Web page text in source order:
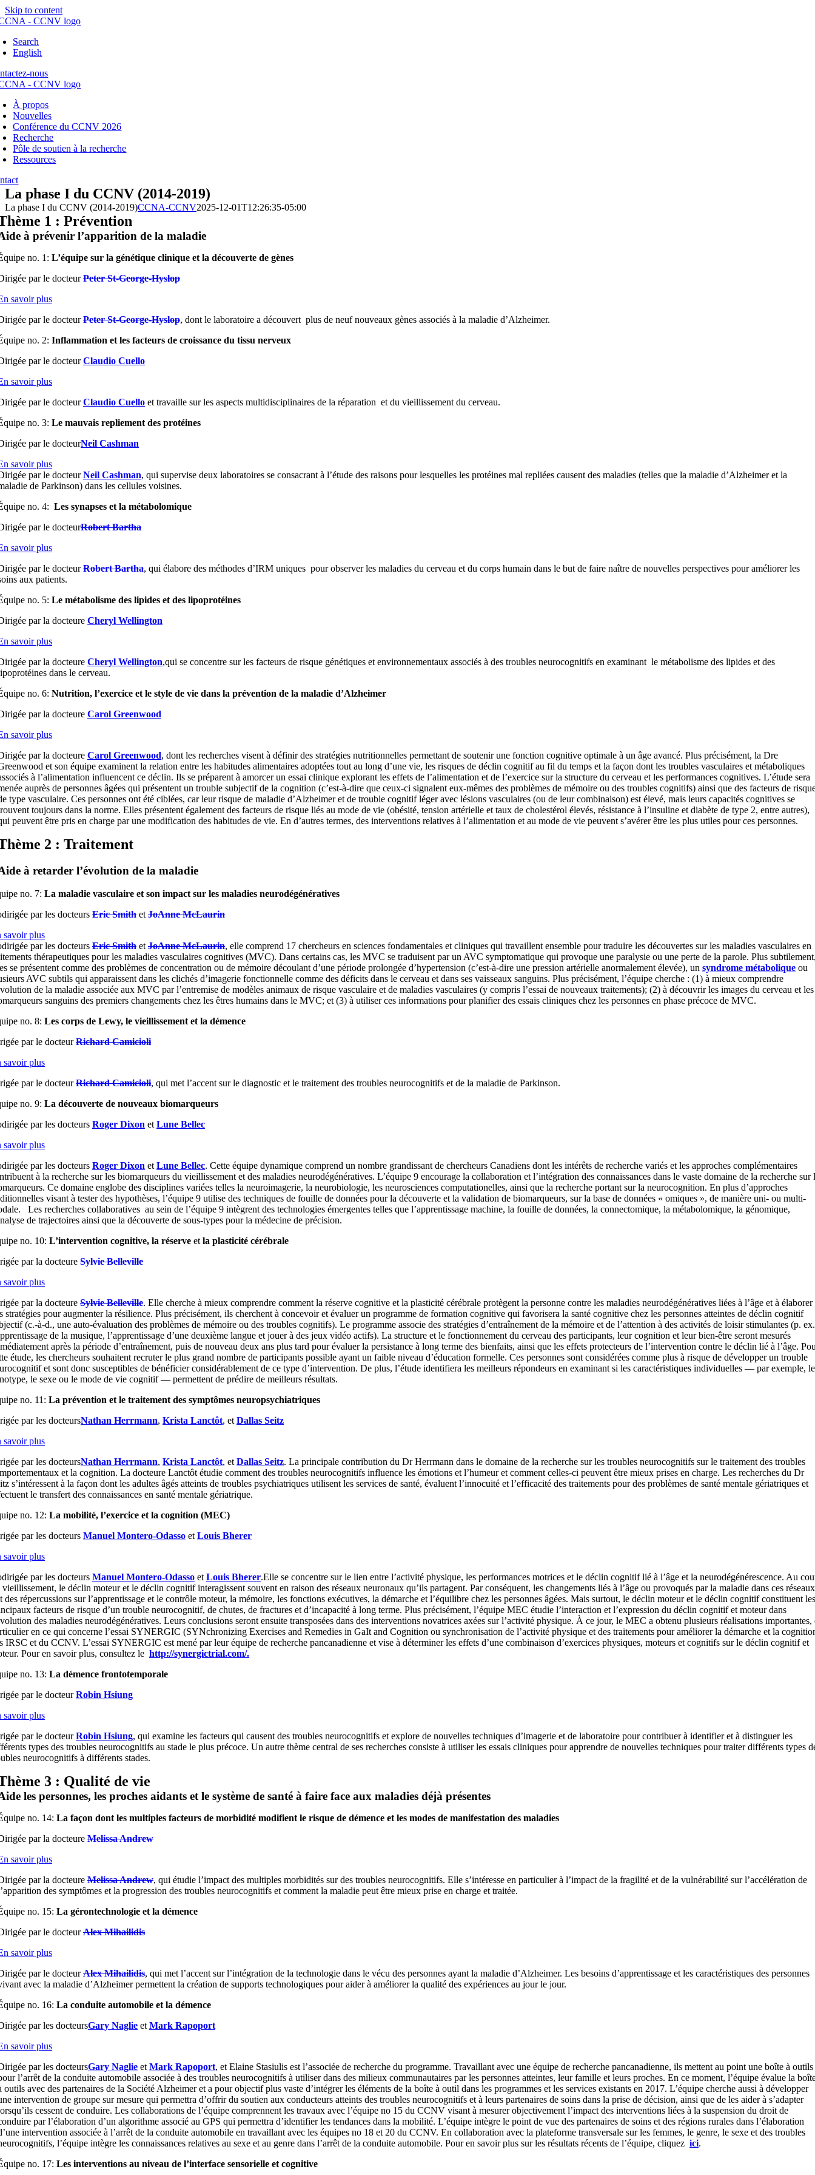
Skip to content
Search
English
nous
À propos
Nouvelles
Conférence du CCNV 2026
Recherche
Pôle de soutien à la recherche
Ressources
La phase I du CCNV (2014-2019)
La phase I du CCNV (2014-2019)CCNA-CCNV2025-12-01T12:26:35-05:00
1 : Prévention
à prévenir l’apparition de la maladie
no. 1: L’équipe sur la génétique clinique et la découverte de gènes
par le docteurPeter St-George-Hyslop
savoir plus
par le docteurPeter St-George-Hyslop, dont le laboratoire a découvert plus de neuf nouveaux gènes associés à la maladie d’Alzheimer.
no. 2: Inflammation et les facteurs de croissance du tissu nerveux
par le docteurClaudio Cuello
savoir plus
par le docteurClaudio Cuello et travaille sur les aspects multidisciplinaires de la réparation et du vieillissement du cerveau.
no. 3: Le mauvais repliement des protéines
par le docteurNeil Cashman
savoir plus
par le docteurNeil Cashman, qui supervise deux laboratoires se consacrant à l’étude des raisons pour lesquelles les protéines mal repliées causent des maladies (telles que la maladie d’Alzheimer et la
de Parkinson) dans les cellules voisines.
no. 4: Les synapses et la métabolomique
par le docteurRobert Bartha
savoir plus
par le docteurRobert Bartha, qui élabore des méthodes d’IRM uniques pour observer les maladies du cerveau et du corps humain dans le but de faire naître de nouvelles perspectives pour améliorer les
aux patients.
no. 5: Le métabolisme des lipides et des lipoprotéines
par la docteure Cheryl Wellington
savoir plus
par la docteure Cheryl Wellington,qui se concentre sur les facteurs de risque génétiques et environnementaux associés à des troubles neurocognitifs en examinant le métabolisme des lipides et des
dans le cerveau.
no. 6: Nutrition, l’exercice et le style de vie dans la prévention de la maladie d’Alzheimer
par la docteure Carol Greenwood
savoir plus
par la docteure Carol Greenwood, dont les recherches visent à définir des stratégies nutritionnelles permettant de soutenir une fonction cognitive optimale à un âge avancé. Plus précisément, la Dre
et son équipe examinent la relation entre les habitudes alimentaires adoptées tout au long d’une vie, les risques de déclin cognitif au fil du temps et la façon dont les troubles vasculaires et métaboliques
à l’alimentation influencent ce déclin. Ils se préparent à amorcer un essai clinique explorant les effets de l’alimentation et de l’exercice sur la structure du cerveau et les performances cognitives. L’étude sera
auprès de personnes âgées qui présentent un trouble subjectif de la cognition (c’est-à-dire que ceux-ci signalent eux-mêmes des problèmes de mémoire ou des troubles cognitifs) ainsi que des facteurs de
type vasculaire. Ces personnes ont été ciblées, car leur risque de maladie d’Alzheimer et de trouble cognitif léger avec lésions vasculaires (ou de leur combinaison) est élevé, mais leurs capacités cognitives se
toujours dans la norme. Elles présentent également des facteurs de risque liés au mode de vie (obésité, tension artérielle et taux de cholestérol élevés, résistance à l’insuline et diabète de type 2, entre autres),
peuvent être pris en charge par une modification des habitudes de vie. En d’autres termes, des interventions relatives à l’alimentation et au mode de vie peuvent s’avérer être les plus utiles pour ces personnes.
2 : Traitement
à retarder l’évolution de la maladie
no. 7: La maladie vasculaire et son impact sur les maladies neurodégénératives
par les docteurs Eric Smith etJoAnne McLaurin
savoir plus
par les docteurs Eric Smith etJoAnne McLaurin, elle comprend 17 chercheurs en sciences fondamentales et cliniques qui travaillent ensemble pour traduire les découvertes sur les maladies vasculaires en
thérapeutiques pour les maladies vasculaires cognitives (MVC). Dans certains cas, les MVC se traduisent par un AVC symptomatique qui provoque une paralysie ou une perte de la parole. Plus
se présentent comme des problèmes de concentration ou de mémoire découlant d’une période prolongée d’hypertension (c’est-à-dire une pression artérielle anormalement élevée), un syndrome métabolique ou
AVC subtils qui apparaissent dans les clichés d’imagerie fonctionnelle comme des déficits dans le cerveau et dans ses vaisseaux sanguins. Plus précisément, l’équipe cherche : (1) à mieux comprendre
de la maladie associée aux MVC par l’entremise de modèles animaux de risque vasculaire et de maladies vasculaires (y compris l’essai de nouveaux traitements); (2) à découvrir les images du cerveau et les
sanguins des premiers changements chez les êtres humains dans le MVC; et (3) à utiliser ces informations pour planifier des essais cliniques chez les personnes en phase précoce de MVC.
no. 8: Les corps de Lewy, le vieillissement et la démence
par le docteurRichard Camicioli
savoir plus
par le docteurRichard Camicioli, qui met l’accent sur le diagnostic et le traitement des troubles neurocognitifs et de la maladie de Parkinson.
no. 9: La découverte de nouveaux biomarqueurs
par les docteurs Roger Dixon etLune Bellec
savoir plus
par les docteurs Roger Dixon etLune Bellec. Cette équipe dynamique comprend un nombre grandissant de chercheurs Canadiens dont les intérêts de recherche variés et les approches complémentaires
à la recherche sur les biomarqueurs du vieillissement et des maladies neurodégénératives. L’équipe 9 encourage la collaboration et l’intégration des connaissances dans le vaste domaine de la recherche sur
Ce domaine englobe des disciplines variées telles la neuroimagerie, la neurobiologie, les neurosciences computationelles, ainsi que la recherche portant sur la neurocognition. En plus d’approches
visant à tester des hypothèses, l’équipe 9 utilise des techniques de fouille de données pour la découverte et la validation de biomarqueurs, sur la base de données « omiques », de manière uni- ou multi-
Les recherches collaboratives au sein de l’équipe 9 intègrent des technologies émergentes telles que l’apprentissage machine, la fouille de données, la connectomique, la métabolomique, la génomique,
de trajectoires ainsi que la découverte de sous-types pour la médecine de précision.
no. 10: L’intervention cognitive, la réserve etla plasticité cérébrale
par la docteure Sylvie Belleville
savoir plus
par la docteure Sylvie Belleville. Elle cherche à mieux comprendre comment la réserve cognitive et la plasticité cérébrale protègent la personne contre les maladies neurodégénératives liées à l’âge et à élaborer
stratégies pour augmenter la résilience. Plus précisément, ils cherchent à concevoir et évaluer un programme de formation cognitive qui favorisera la santé cognitive chez les personnes atteintes de déclin cognitif
(c.-à-d., une auto-évaluation des problèmes de mémoire ou des troubles cognitifs). Le programme associe des stratégies d’entraînement de la mémoire et de l’attention à des activités de loisir stimulantes (p.
de la musique, l’apprentissage d’une deuxième langue et jouer à des jeux vidéo actifs). La structure et le fonctionnement du cerveau des participants, leur cognition et leur bien-être seront mesurés
après la période d’entraînement, puis de nouveau deux ans plus tard pour évaluer la persistance à long terme des bienfaits, ainsi que les effets protecteurs de l’intervention contre le déclin lié à l’âge.
étude, les chercheurs souhaitent recruter le plus grand nombre de participants possible ayant un faible niveau d’éducation formelle. Ces personnes sont considérées comme plus à risque de développer un trouble
et sont donc susceptibles de bénéficier considérablement de ce type d’intervention. De plus, l’étude identifiera les meilleurs répondeurs en examinant si les caractéristiques individuelles — par exemple, le
le sexe ou le mode de vie cognitif — permettent de prédire de meilleurs résultats.
no. 11: La prévention et le traitement des symptômes neuropsychiatriques
par les docteursNathan Herrmann, Krista Lanctôt, etDallas Seitz
savoir plus
par les docteursNathan Herrmann, Krista Lanctôt, etDallas Seitz. La principale contribution du Dr Herrmann dans le domaine de la recherche sur les troubles neurocognitifs sur le traitement des troubles
et la cognition. La docteure Lanctôt étudie comment des troubles neurocognitifs influence les émotions et l’humeur et comment celles-ci peuvent être mieux prises en charge. Les recherches du Dr
s’intéressent à la façon dont les adultes âgés atteints de troubles psychiatriques utilisent les services de santé, évaluent l’innocuité et l’efficacité des traitements pour des problèmes de santé mentale gériatriques et
le transfert des connaissances en santé mentale gériatrique.
no. 12: La mobilité, l’exercice et la cognition (MEC)
par les docteurs Manuel Montero-Odasso etLouis Bherer
savoir plus
par les docteurs Manuel Montero-Odasso etLouis Bherer.Elle se concentre sur le lien entre l’activité physique, les performances motrices et le déclin cognitif lié à l’âge et la neurodégénérescence. Au
vieillissement, le déclin moteur et le déclin cognitif interagissent souvent en raison des réseaux neuronaux qu’ils partagent. Par conséquent, les changements liés à l’âge ou provoqués par la maladie dans ces réseaux
des répercussions sur l’apprentissage et le contrôle moteur, la mémoire, les fonctions exécutives, la démarche et l’équilibre chez les personnes âgées. Mais surtout, le déclin moteur et le déclin cognitif constituent les
facteurs de risque d’un trouble neurocognitif, de chutes, de fractures et d’incapacité à long terme. Plus précisément, l’équipe MEC étudie l’interaction et l’expression du déclin cognitif et moteur dans
des maladies neurodégénératives. Leurs conclusions seront ensuite transposées dans des interventions novatrices axées sur l’activité physique. À ce jour, le MEC a obtenu plusieurs réalisations importantes,
en ce qui concerne l’essai SYNERGIC (SYNchronizing Exercises and Remedies in GaIt and Cognition ou synchronisation de l’activité physique et des traitements pour améliorer la démarche et la
IRSC et du CCNV. L’essai SYNERGIC est mené par leur équipe de recherche pancanadienne et vise à déterminer les effets d’une combinaison d’exercices physiques, moteurs et cognitifs sur le déclin cognitif et
Pour en savoir plus, consultez le http://synergictrial.com/.
no. 13: La démence frontotemporale
par le docteurRobin Hsiung
savoir plus
par le docteurRobin Hsiung, qui examine les facteurs qui causent des troubles neurocognitifs et explore de nouvelles techniques d’imagerie et de laboratoire pour contribuer à identifier et à distinguer les
types des troubles neurocognitifs au stade le plus précoce. Un autre thème central de ses recherches consiste à utiliser les essais cliniques pour apprendre de nouvelles techniques pour traiter différents types
neurocognitifs à différents stades.
3 : Qualité de vie
les personnes, les proches aidants et le système de santé à faire face aux maladies déjà présentes
no. 14: La façon dont les multiples facteurs de morbidité modifient le risque de démence et les modes de manifestation des maladies
par la docteure Melissa Andrew
savoir plus
par la docteure Melissa Andrew, qui étudie l’impact des multiples morbidités sur des troubles neurocognitifs. Elle s’intéresse en particulier à l’impact de la fragilité et de la vulnérabilité sur l’accélération de
des symptômes et la progression des troubles neurocognitifs et comment la maladie peut être mieux prise en charge et traitée.
no. 15: La gérontechnologie et la démence
par le docteurAlex Mihailidis
savoir plus
par le docteurAlex Mihailidis, qui met l’accent sur l’intégration de la technologie dans le vécu des personnes ayant la maladie d’Alzheimer. Les besoins d’apprentissage et les caractéristiques des personnes
avec la maladie d’Alzheimer permettent la création de supports technologiques pour aider à améliorer la qualité des expériences au jour le jour.
no. 16: La conduite automobile et la démence
par les docteursGary Naglie etMark Rapoport
savoir plus
par les docteursGary Naglie etMark Rapoport, et Elaine Stasiulis est l’associée de recherche du programme. Travaillant avec une équipe de recherche pancanadienne, ils mettent au point une boîte à outils
l’arrêt de la conduite automobile associée à des troubles neurocognitifs à utiliser dans des milieux communautaires par les personnes atteintes, leur famille et leurs proches. En ce moment, l’équipe évalue la
outils avec des partenaires de la Société Alzheimer et a pour objectif plus vaste d’intégrer les éléments de la boîte à outil dans les programmes et les services existants en 2017. L’équipe cherche aussi à développer
intervention de groupe sur mesure qui permettra d’offrir du soutien aux conducteurs atteints des troubles neurocognitifs et à leurs partenaires de soins dans la prise de décision, ainsi que de les aider à s’adapter
cessent de conduire. Les collaborations de l’équipe comprennent les travaux avec l’équipe no 15 du CCNV visant à mesurer objectivement l’impact des interventions liées à la suspension du droit de
par l’élaboration d’un algorithme associé au GPS qui permettra d’identifier les tendances dans la mobilité. L’équipe intègre le point de vue des partenaires de soins et des régions rurales dans l’élaboration
intervention associée à l’arrêt de la conduite automobile en travaillant avec les équipes no 18 et 20 du CCNV. En collaboration avec la plateforme transversale sur les femmes, le genre, le sexe et des troubles
l’équipe intègre les connaissances relatives au sexe et au genre dans l’arrêt de la conduite automobile. Pour en savoir plus sur les résultats récents de l’équipe, cliquez ici.
no. 17: Les interventions au niveau de l’interface sensorielle et cognitive